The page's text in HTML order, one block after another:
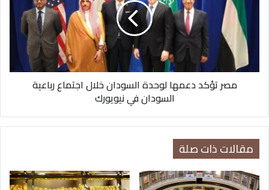
لوحدة
السودان
اجتماع
رباعية
السودان
مصر تؤكد دعمها لوحدة السودان خلال اجتماع رباعية
السودان في نيويورك
مقالات ذات صلة